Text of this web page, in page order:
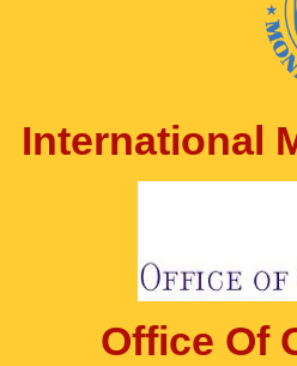
International
Office Of